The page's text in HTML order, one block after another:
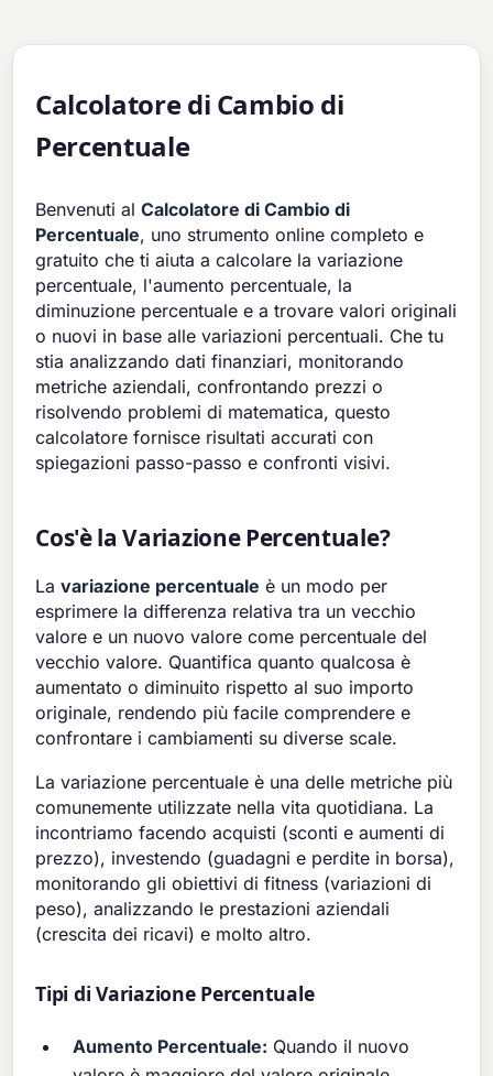
Calcolatore di Cambio di
Percentuale
Benvenuti alCalcolatore di Cambio di
Percentuale, uno strumento online completo e
gratuito che ti aiuta a calcolare la variazione
percentuale, l'aumento percentuale, la
diminuzione percentuale e a trovare valori originali
o nuovi in base alle variazioni percentuali. Che tu
stia analizzando dati finanziari, monitorando
metriche aziendali, confrontando prezzi o
risolvendo problemi di matematica, questo
calcolatore fornisce risultati accurati con
spiegazioni passo-passo e confronti visivi.
Cos'è la Variazione Percentuale?
Lavariazione percentuale è un modo per
esprimere la differenza relativa tra un vecchio
valore e un nuovo valore come percentuale del
vecchio valore. Quantifica quanto qualcosa è
aumentato o diminuito rispetto al suo importo
originale, rendendo più facile comprendere e
confrontare i cambiamenti su diverse scale.
La variazione percentuale è una delle metriche più
comunemente utilizzate nella vita quotidiana. La
incontriamo facendo acquisti (sconti e aumenti di
prezzo), investendo (guadagni e perdite in borsa),
monitorando gli obiettivi di fitness (variazioni di
peso), analizzando le prestazioni aziendali
(crescita dei ricavi) e molto altro.
Tipi di Variazione Percentuale
Aumento Percentuale: Quando il nuovo